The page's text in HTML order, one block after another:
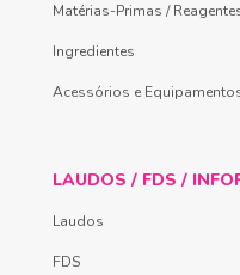
Matérias-Primas /
Ingredientes
Acessórios e
LAUDOS / FDS /
Laudos
FDS